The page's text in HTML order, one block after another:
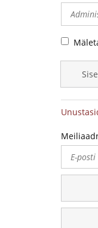
medalite
levitaja
Eestis